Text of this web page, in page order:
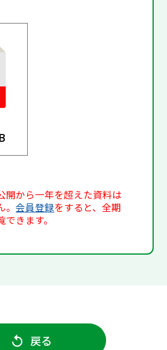
開から一年を超えた資料は
。会員登録をすると、全期
きます。
戻る